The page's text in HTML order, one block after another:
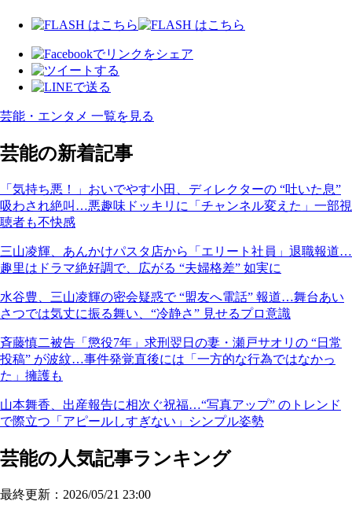
芸能・エンタメ 一覧を見る
芸能の新着記事
「気持ち悪！」おいでやす小田、ディレクターの “吐いた息”
吸わされ絶叫…悪趣味ドッキリに「チャンネル変えた」一部視
聴者も不快感
三山凌輝、あんかけパスタ店から「エリート社員」退職報道…
趣里はドラマ絶好調で、広がる “夫婦格差” 如実に
水谷豊、三山凌輝の密会疑惑で “盟友へ電話” 報道…舞台あい
さつでは気丈に振る舞い、“冷静さ” 見せるプロ意識
斉藤慎二被告「懲役7年」求刑翌日の妻・瀬戸サオリの “日常
投稿” が波紋…事件発覚直後には「一方的な行為ではなかっ
た」擁護も
山本舞香、出産報告に相次ぐ祝福…“写真アップ” のトレンド
で際立つ「アピールしすぎない」シンプル姿勢
芸能の人気記事ランキング
最終更新：2026/05/21 23:00